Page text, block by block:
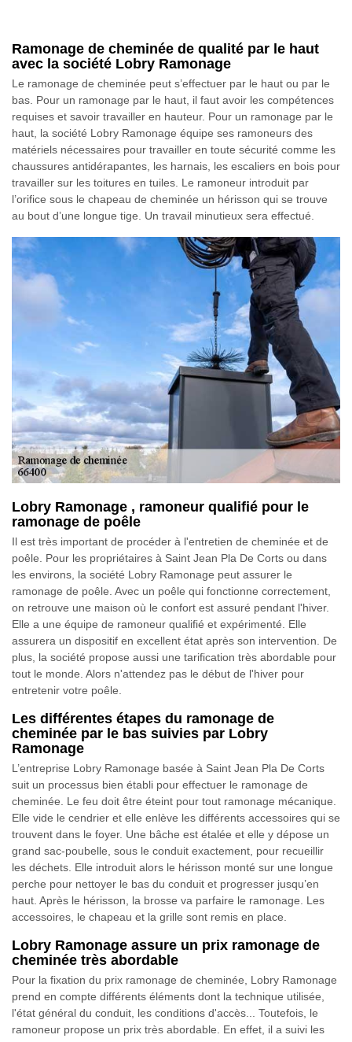
Ramonage de cheminée de qualité par le haut
avec la société Lobry Ramonage
Le ramonage de cheminée peut s’effectuer par le haut ou par le
bas. Pour un ramonage par le haut, il faut avoir les compétences
requises et savoir travailler en hauteur. Pour un ramonage par le
haut, la société Lobry Ramonage équipe ses ramoneurs des
matériels nécessaires pour travailler en toute sécurité comme les
chaussures antidérapantes, les harnais, les escaliers en bois pour
travailler sur les toitures en tuiles. Le ramoneur introduit par
l’orifice sous le chapeau de cheminée un hérisson qui se trouve
au bout d’une longue tige. Un travail minutieux sera effectué.
Lobry Ramonage , ramoneur qualifié pour le
ramonage de poêle
Il est très important de procéder à l'entretien de cheminée et de
poêle. Pour les propriétaires à Saint Jean Pla De Corts ou dans
les environs, la société Lobry Ramonage peut assurer le
ramonage de poêle. Avec un poêle qui fonctionne correctement,
on retrouve une maison où le confort est assuré pendant l'hiver.
Elle a une équipe de ramoneur qualifié et expérimenté. Elle
assurera un dispositif en excellent état après son intervention. De
plus, la société propose aussi une tarification très abordable pour
tout le monde. Alors n'attendez pas le début de l'hiver pour
entretenir votre poêle.
Les différentes étapes du ramonage de
cheminée par le bas suivies par Lobry
Ramonage
L’entreprise Lobry Ramonage basée à Saint Jean Pla De Corts
suit un processus bien établi pour effectuer le ramonage de
cheminée. Le feu doit être éteint pour tout ramonage mécanique.
Elle vide le cendrier et elle enlève les différents accessoires qui se
trouvent dans le foyer. Une bâche est étalée et elle y dépose un
grand sac-poubelle, sous le conduit exactement, pour recueillir
les déchets. Elle introduit alors le hérisson monté sur une longue
perche pour nettoyer le bas du conduit et progresser jusqu’en
haut. Après le hérisson, la brosse va parfaire le ramonage. Les
accessoires, le chapeau et la grille sont remis en place.
Lobry Ramonage assure un prix ramonage de
cheminée très abordable
Pour la fixation du prix ramonage de cheminée, Lobry Ramonage
prend en compte différents éléments dont la technique utilisée,
l'état général du conduit, les conditions d'accès... Toutefois, le
ramoneur propose un prix très abordable. En effet, il a suivi les